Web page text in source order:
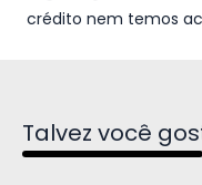
crédito nem temos
Talvez você